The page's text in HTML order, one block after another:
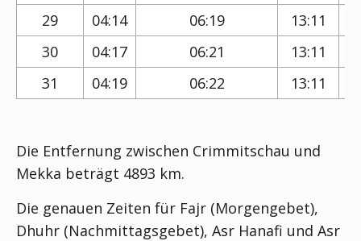
29
04:14 06:19 13:11
30
04:17 06:21 13:11
31
04:19 06:22 13:11
Die Entfernung zwischen Crimmitschau und
Mekka beträgt 4893 km.
Die genauen Zeiten für Fajr (Morgengebet),
Dhuhr (Nachmittagsgebet), Asr Hanafi und Asr